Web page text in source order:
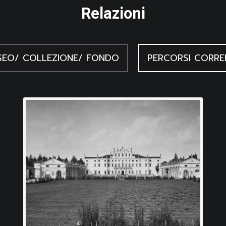
Relazioni
COLLEZIONE/ FONDO PERCORSI